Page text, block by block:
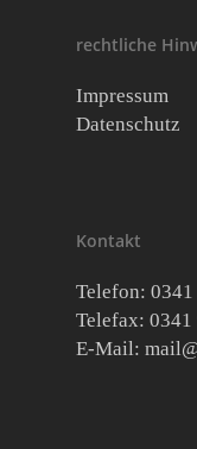
rechtliche
Impressum
Datenschutz
Kontakt
Telefon:
Telefax:
E-Mail: